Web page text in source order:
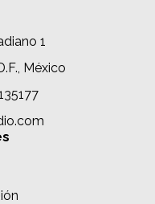
1
México